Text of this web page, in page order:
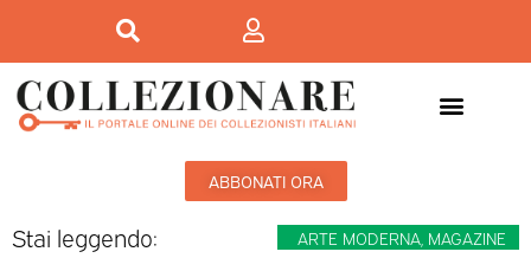
ABBONATI ORA
Stai leggendo: ARTE MODERNA, MAGAZINE